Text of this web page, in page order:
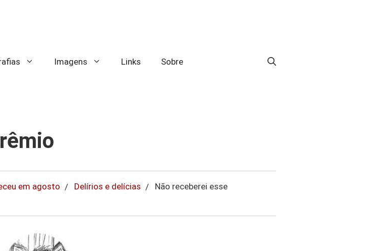
Imagens Links Sobre
em agosto Delírios e delícias
Não receberei esse